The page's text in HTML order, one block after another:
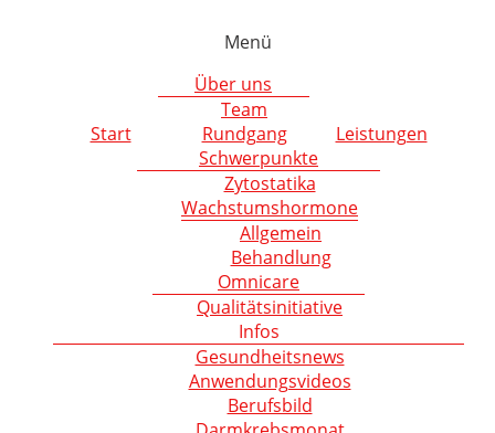
Menü
Start
Über uns
Team
Rundgang
Leistungen
Schwerpunkte
Zytostatika
Wachstumshormone
Allgemein
Behandlung
Omnicare
Qualitätsinitiative
Infos
Gesundheitsnews
Anwendungsvideos
Berufsbild